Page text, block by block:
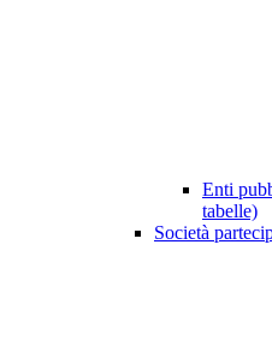
Enti
tabelle)
Società